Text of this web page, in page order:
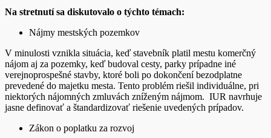
Na stretnutí sa diskutovalo o týchto témach:
Nájmy mestských pozemkov
V minulosti vznikla situácia, keď stavebník platil mestu komerčný
nájom aj za pozemky, keď budoval cesty, parky prípadne iné
verejnoprospešné stavby, ktoré boli po dokončení bezodplatne
prevedené do majetku mesta. Tento problém riešil individuálne, pri
niektorých nájomných zmluvách zníženým nájmom. IUR navrhuje
jasne definovať a štandardizovať riešenie uvedených prípadov.
Zákon o poplatku za rozvoj